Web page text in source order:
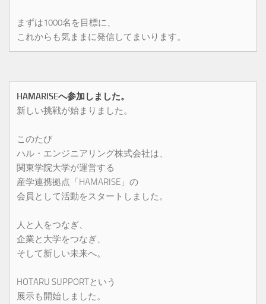
まずは1000名を目標に、
これからも気ままに発信してまいります。
HAMARISEへ参加しました。
新しい挑戦が始まりました。
このたび
ハル・エンジニアリング株式会社は、
関東学院大学が運営する
産学連携拠点「HAMARISE」の
会員として活動をスタートしました。
人と人をつなぎ、
企業と大学をつなぎ、
そして新しい未来へ。
HOTARU SUPPORTという
展示も開始しました。